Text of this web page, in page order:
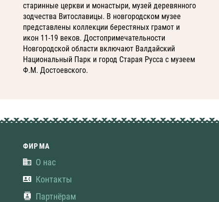
старинные церкви и монастыри, музей деревянного
зодчества Витославицы. В новгородском музее
представлены коллекции берестяных грамот и
икон 11-19 веков. Достопримечательности
Новгородской области включают Валдайский
Национальный Парк и город Старая Русса с музеем
Ф.М. Достоевского.
ФИРМА
О нас
Контакты
Партнёрам